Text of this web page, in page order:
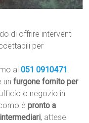
di offrire interventi
per
al051 0910471 .
unfurgone fornito per
o negozio in
èpronto a
, attese